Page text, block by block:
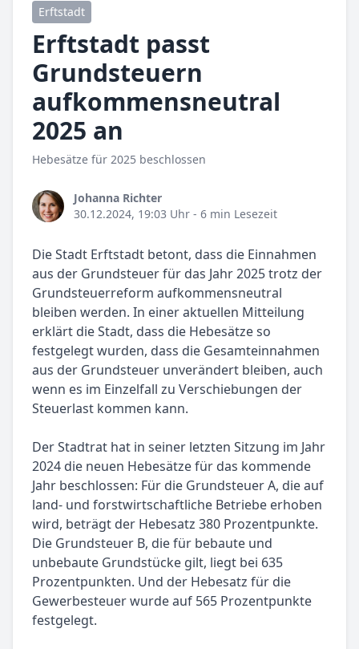
Erftstadt
Erftstadt passt
Grundsteuern
aufkommensneutral
2025 an
Hebesätze für 2025 beschlossen
Johanna Richter
30.12.2024, 19:03 Uhr - 6 min Lesezeit
Die Stadt Erftstadt betont, dass die Einnahmen
aus der Grundsteuer für das Jahr 2025 trotz der
Grundsteuerreform aufkommensneutral
bleiben werden. In einer aktuellen Mitteilung
erklärt die Stadt, dass die Hebesätze so
festgelegt wurden, dass die Gesamteinnahmen
aus der Grundsteuer unverändert bleiben, auch
wenn es im Einzelfall zu Verschiebungen der
Steuerlast kommen kann.
Der Stadtrat hat in seiner letzten Sitzung im Jahr
2024 die neuen Hebesätze für das kommende
Jahr beschlossen: Für die Grundsteuer A, die auf
land- und forstwirtschaftliche Betriebe erhoben
wird, beträgt der Hebesatz 380 Prozentpunkte.
Die Grundsteuer B, die für bebaute und
unbebaute Grundstücke gilt, liegt bei 635
Prozentpunkten. Und der Hebesatz für die
Gewerbesteuer wurde auf 565 Prozentpunkte
festgelegt.